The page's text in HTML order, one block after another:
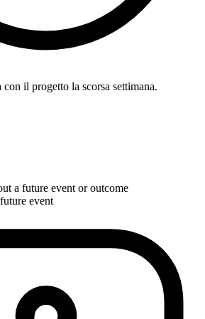
con il progetto la scorsa settimana.
a future event or outcome
event